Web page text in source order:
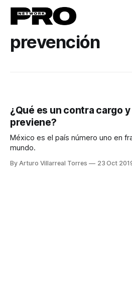
prevención
¿Qué es un contra cargo
previene?
México es el país número uno en
mundo.
By Arturo Villarreal Torres 23 Oct